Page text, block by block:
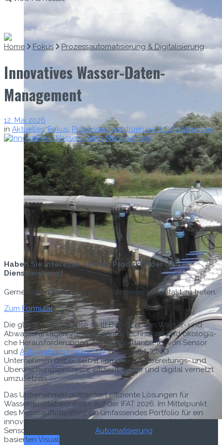
Titel-Thema
Home Fokus Prozessautomatisierung & Digitalisierung
Innovatives Wasser-Daten-
Management
12. Mai 2026
in Aktuelles,Fokus, Prozessautomatisierung & Digitalisierung
Haben Sie interesse an dem Produkt oder der
Dienstleistung?
Gerne helfen wir Ihnen mit dem Anbieter in Kontakt zu treten.
Zum Formular
Die glob­ale Wasserkrise stellt Betreiber von Wass­er- und
Abwasser­an­la­gen vor wach­sende tech­nis­che und ökol­o­gis­
che Her­aus­forderun­gen. Als Kom­plet­tan­bi­eter von Sen­sor
und Automa­tisierung­stech­nikunter­stützt JUMO
Unternehmen dabei, selb­st kom­plexe Auf­bere­itungs- und
Überwachung­sprozesse effizient, sich­er und dig­i­tal ver­net­zt
umzusetzen.
Das Unternehmen präsen­tiert effiziente Lösun­gen für
Wasserqual­ität­skon­trolle auf der IFAT 2026. Im Mit­telpunkt
des Messeauftritts ste­ht ein umfassendes Port­fo­lio für ein
inno­v­a­tives Wass­er Dat­en Man­age­ment – von der präzisen
Sen­sorik über intel­li­gente Automa­tisierung
basierten Visu­al­isierung und Analyse. „Ger­ade die kon­tinuier­